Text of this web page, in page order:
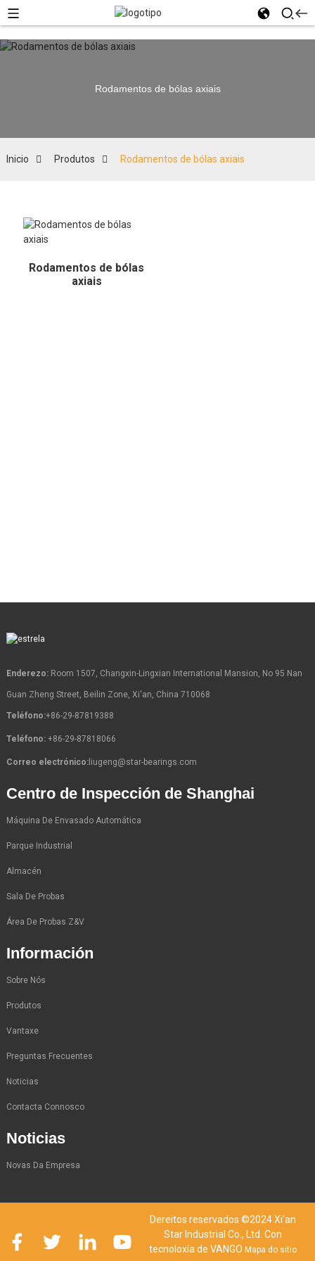
Rodamentos de bólas axiais
Inicio Produtos Rodamentos de bólas axiais
Rodamentos de bólas
axiais
Enderezo:Room 1507, Changxin-Lingxian International Mansion, No 95 Nan
Guan Zheng Street, Beilin Zone, Xi'an, China 710068
Teléfono:+86-29-87819388
Teléfono: +86-29-87818066
Correo electrónico:liugeng@star-bearings.com
Centro de Inspección de Shanghai
Máquina De Envasado Automática
Parque Industrial
Almacén
Sala De Probas
Área De Probas Z&V
Información
Sobre Nós
Produtos
Vantaxe
Preguntas Frecuentes
Noticias
Contacta Connosco
Noticias
Novas Da Empresa
Dereitos reservados ©2024 Xi'an
Star Industrial Co., Ltd. Con
tecnoloxía de VANGO Mapa do sitio